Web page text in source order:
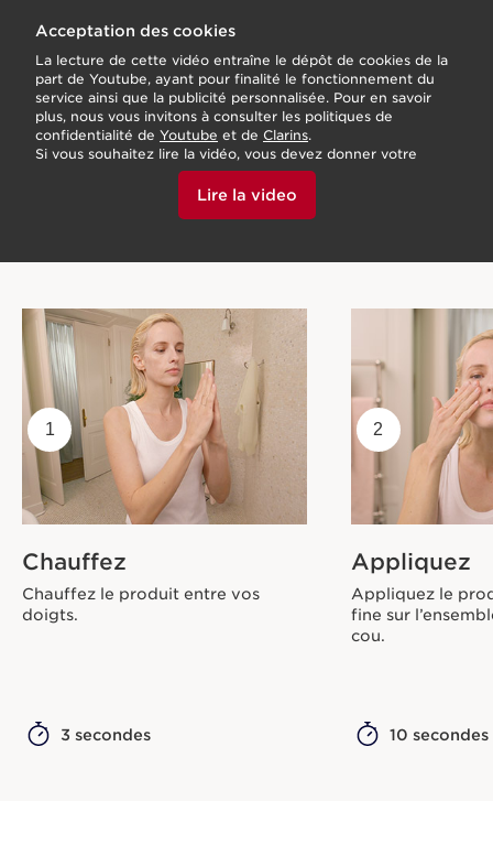
Acceptation des cookies
La lecture de cette vidéo entraîne le dépôt de cookies de la
part de Youtube, ayant pour finalité le fonctionnement du
service ainsi que la publicité personnalisée. Pour en savoir
plus, nous vous invitons à consulter les politiques de
confidentialité de Youtube et de Clarins.
Si vous souhaitez lire la vidéo, vous devez donner votre
accord en cliquant ci-dessous.
Lire la video
1
Chauffez
Chauffez le produit entre vos
doigts.
3 secondes
2
Appliquez
Appliquez le
fine sur
cou.
10 secondes